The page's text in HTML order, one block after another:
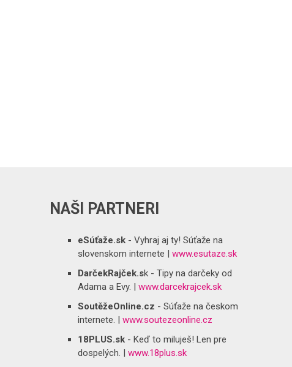
NAŠI PARTNERI
eSúťaže.sk- Vyhraj aj ty! Súťaže na
slovenskom internete | www.esutaze.sk
DarčekRajček.sk - Tipy na darčeky od
Adama a Evy. | www.darcekrajcek.sk
SoutěžeOnline.cz - Súťaže na českom
internete. | www.soutezeonline.cz
18PLUS.sk- Keď to miluješ! Len pre
dospelých. | www.18plus.sk